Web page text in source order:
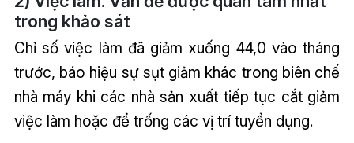
trong khảo sát
Chỉ số việc làm đã giảm xuống 44,0 vào tháng
trước, báo hiệu sự sụt giảm khác trong biên chế
nhà máy khi các nhà sản xuất tiếp tục cắt giảm
việc làm hoặc để trống các vị trí tuyển dụng.